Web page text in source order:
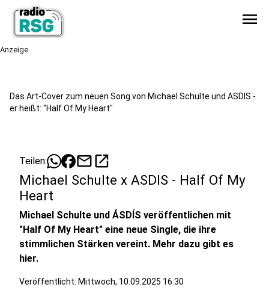
menu
Anzeige
Das Art-Cover zum neuen Song von Michael Schulte und ASDIS -
er heißt: "Half Of My Heart"
Teilen: mailopen_in_new
Michael Schulte x ASDIS - Half Of My
Heart
Michael Schulte und ÁSDÍS veröffentlichen mit
"Half Of My Heart" eine neue Single, die ihre
stimmlichen Stärken vereint. Mehr dazu gibt es
hier.
Veröffentlicht: Mittwoch, 10.09.2025 16:30